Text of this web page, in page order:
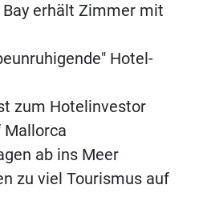
erhält Zimmer mit
Hotel-
zum Hotelinvestor
ab ins Meer
zu viel Tourismus auf